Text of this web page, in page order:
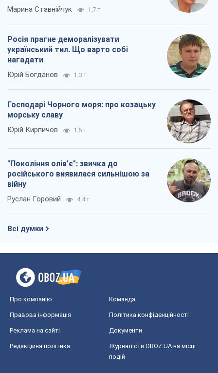
Марина Ставнійчук 1,7 т.
Росія прагне деморалізувати
український тил. Що варто собі
нагадати
Юрій Богданов 1,3 т.
Господарі Чорного моря: про козацьку
морську славу
Юрій Кирпичов 1,5 т.
"Покоління олів'є": звичка до
російського виявилася сильнішою за
війну
Руслан Горовий 4,4 т.
Всі думки
Про компанію Команда
Правова інформація Політика конфіденційності
Реклама на сайті Документи
Редакційна політика
Журналісти OBOZ.UA на місці
подій